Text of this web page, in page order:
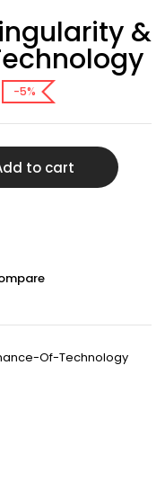
&
Current
price
-5%
to cart
Of-Technology